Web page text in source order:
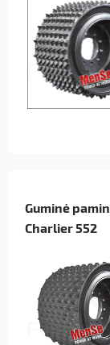
Guminė
Charlier 552